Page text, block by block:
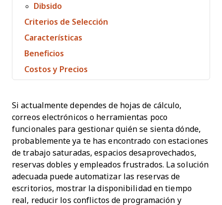
Dibsido
Criterios de Selección
Características
Beneficios
Costos y Precios
Si actualmente dependes de hojas de cálculo,
correos electrónicos o herramientas poco
funcionales para gestionar quién se sienta dónde,
probablemente ya te has encontrado con estaciones
de trabajo saturadas, espacios desaprovechados,
reservas dobles y empleados frustrados. La solución
adecuada puede automatizar las reservas de
escritorios, mostrar la disponibilidad en tiempo
real, reducir los conflictos de programación y